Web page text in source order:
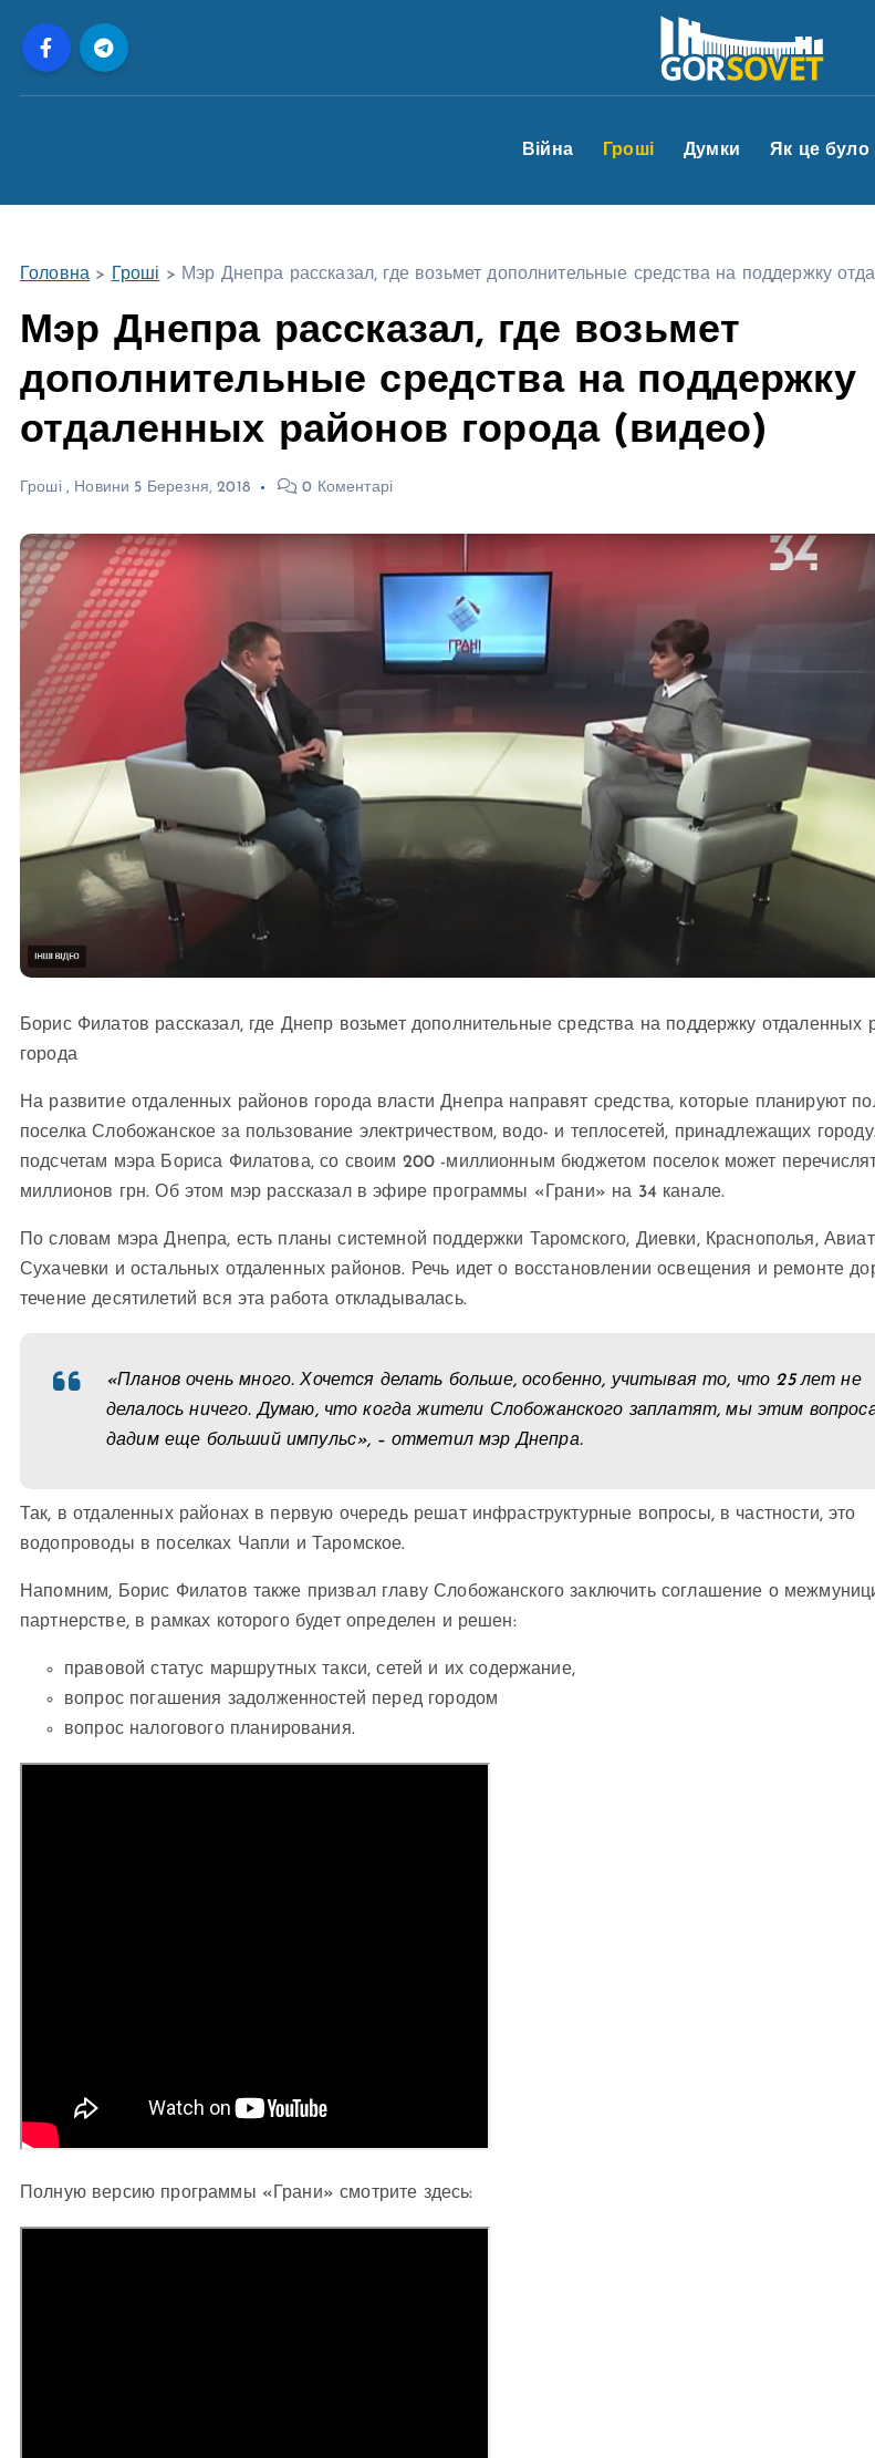
Війна Гроші Думки Як це було
Головна > Гроші > Мэр Днепра рассказал, где возьмет дополнительные средства на поддержку
Мэр Днепра рассказал, где возьмет
дополнительные средства на поддержку
отдаленных районов города (видео)
Гроші, Новини 5 Березня, 2018 0 Коментарі
Борис Филатов рассказал, где Днепр возьмет дополнительные средства на поддержку отдаленных
города
На развитие отдаленных районов города власти Днепра направят средства, которые планируют
поселка Слобожанское за пользование электричеством, водо- и теплосетей, принадлежащих
подсчетам мэра Бориса Филатова, со своим 200 -миллионным бюджетом поселок может
миллионов грн. Об этом мэр рассказал в эфире программы «Грани» на 34 канале.
По словам мэра Днепра, есть планы системной поддержки Таромского, Диевки, Краснополья,
Сухачевки и остальных отдаленных районов. Речь идет о восстановлении освещения и ремонте
течение десятилетий вся эта работа откладывалась.
«Планов очень много. Хочется делать больше, особенно, учитывая то, что 25 лет не
делалось ничего. Думаю, что когда жители Слобожанского заплатят, мы этим
дадим еще больший импульс», – отметил мэр Днепра.
Так, в отдаленных районах в первую очередь решат инфраструктурные вопросы, в частности, это
водопроводы в поселках Чапли и Таромское.
Напомним, Борис Филатов также призвал главу Слобожанского заключить соглашение о
партнерстве, в рамках которого будет определен и решен:
правовой статус маршрутных такси, сетей и их содержание,
вопрос погашения задолженностей перед городом
вопрос налогового планирования.
Полную версию программы «Грани» смотрите здесь: